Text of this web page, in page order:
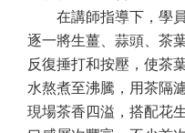
在講師指導下，學員
逐一將生薑、蒜頭、茶
反復捶打和按壓，使茶
水熬煮至沸騰，用茶隔
現場茶香四溢，搭配花